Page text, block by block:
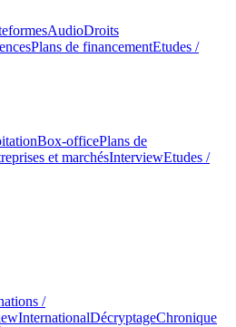
AudioDroits
Plans de financementEtudes /
Box-officePlans de
et marchésInterviewEtudes /
/
InternationalDécryptageChronique